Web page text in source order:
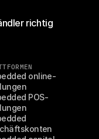
richtig
online-
POS-